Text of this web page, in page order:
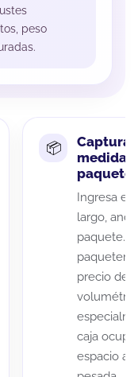
peso
Captura
medidas
paquete
Ingresa el
largo,
paquete.
precio de
caja
espacio